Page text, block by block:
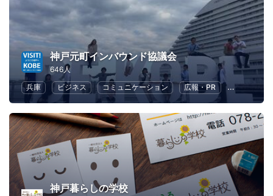
神戸元町インバウンド協議会
646人
兵庫
ビジネス コミュニケーション 広報・PR 地域経済と
神戸暮らしの学校